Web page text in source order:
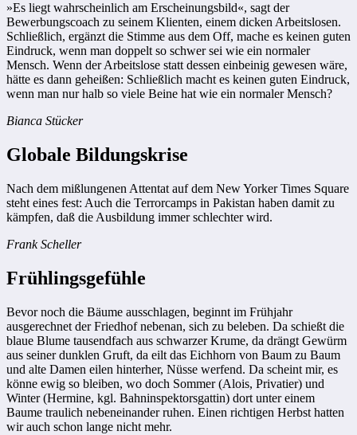
»Es liegt wahrscheinlich am Erscheinungsbild«, sagt der
Bewerbungscoach zu seinem Klienten, einem dicken Arbeitslosen.
Schließlich, ergänzt die Stimme aus dem Off, mache es keinen guten
Eindruck, wenn man doppelt so schwer sei wie ein normaler
Mensch. Wenn der Arbeitslose statt dessen einbeinig gewesen wäre,
hätte es dann geheißen: Schließlich macht es keinen guten Eindruck,
wenn man nur halb so viele Beine hat wie ein normaler Mensch?
Bianca Stücker
Globale Bildungskrise
Nach dem mißlungenen Attentat auf dem New Yorker Times Square
steht eines fest: Auch die Terrorcamps in Pakistan haben damit zu
kämpfen, daß die Ausbildung immer schlechter wird.
Frank Scheller
Frühlingsgefühle
Bevor noch die Bäume ausschlagen, beginnt im Frühjahr
ausgerechnet der Friedhof nebenan, sich zu beleben. Da schießt die
blaue Blume tausendfach aus schwarzer Krume, da drängt Gewürm
aus seiner dunklen Gruft, da eilt das Eichhorn von Baum zu Baum
und alte Damen eilen hinterher, Nüsse werfend. Da scheint mir, es
könne ewig so bleiben, wo doch Sommer (Alois, Privatier) und
Winter (Hermine, kgl. Bahninspektorsgattin) dort unter einem
Baume traulich nebeneinander ruhen. Einen richtigen Herbst hatten
wir auch schon lange nicht mehr.